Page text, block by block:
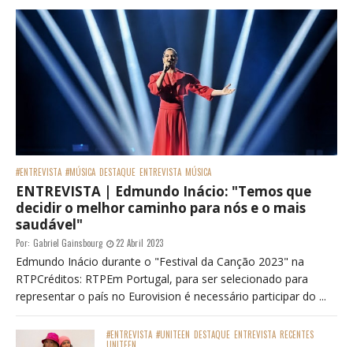
#ENTREVISTA #MÚSICA DESTAQUE ENTREVISTA MÚSICA
ENTREVISTA | Edmundo Inácio: "Temos que
decidir o melhor caminho para nós e o mais
saudável"
Por: Gabriel Gainsbourg 22 Abril 2023
Edmundo Inácio durante o "Festival da Canção 2023" na
RTPCréditos: RTPEm Portugal, para ser selecionado para
representar o país no Eurovision é necessário participar do ...
#ENTREVISTA #UNITEEN DESTAQUE ENTREVISTA RECENTES